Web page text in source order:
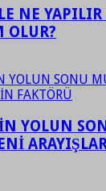
NE YAPILIR
OLUR?
YOLUN